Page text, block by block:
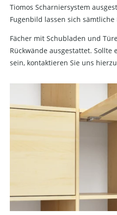
Tiomos Scharniersystem
Fugenbild lassen sich
Fächer mit Schubladen und
Rückwände ausgestattet. Sollte
sein, kontaktieren Sie uns